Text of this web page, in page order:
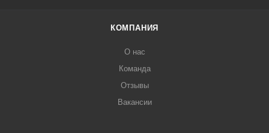
КОМПАНИЯ
О нас
Команда
Отзывы
Вакансии